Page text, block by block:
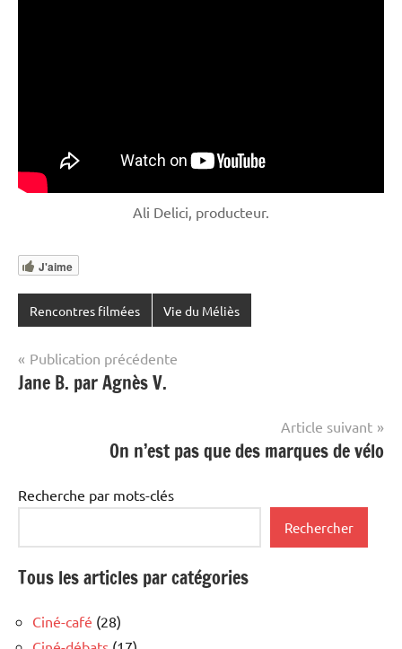
Ali Delici, producteur.
J'aime
Rencontres filmées Vie du Méliès
Navigation
de
Publication précédente
Jane B. par Agnès V.
Article suivant
On n’est pas que des marques de vélo
Recherche par mots-clés
Rechercher
Tous les articles par catégories
Ciné-café (28)